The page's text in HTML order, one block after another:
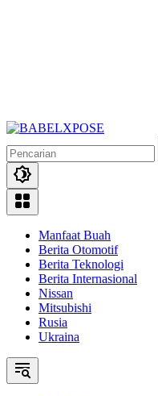
Manfaat Buah
Berita Otomotif
Berita Teknologi
Berita Internasional
Nissan
Mitsubishi
Rusia
Ukraina